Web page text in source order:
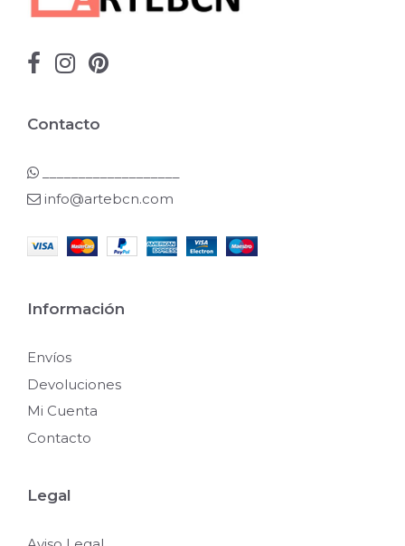
Contacto
info@artebcn.com
Información
Envíos
Devoluciones
Mi Cuenta
Contacto
Legal